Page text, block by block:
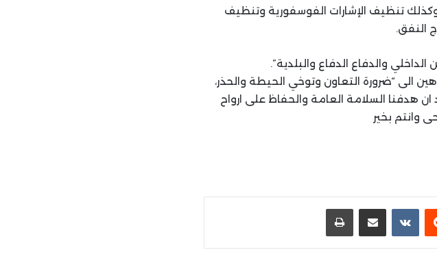
تنظيف الإشارات الفوسفورية وتنظيف
النفق.
والدفاع الدفاع والبلدية”.
الى “ضرورة التعاون وتوخي الحيطة والحذر،
هدفنا السلامة العامة والحفاظ على ارواح
وانتم بخير
مشاركة عبر البريد طباعة